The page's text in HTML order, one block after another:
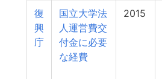
復
興
庁
国立大学法
人運営費交
付金に必要
な経費
2015